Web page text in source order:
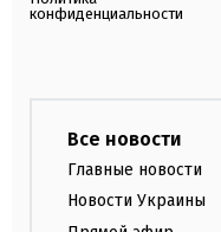
конфиденциальности
Все новости
Главные новости
Новости Украины